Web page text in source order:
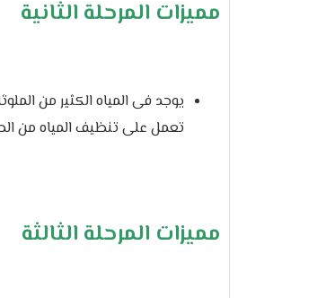
مميزات المرحلة الثانية
يوجد فى المياه الكثير من
تعمل على تنظيف المياه من
مميزات المرحلة الثالثة